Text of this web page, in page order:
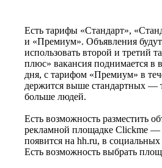
Есть тарифы «Стандарт»,
и «Премиум». Объявления будут
использовать второй и третий
плюс» вакансия поднимается в
дня, с тарифом «Премиум» в
держится выше стандартных —
больше людей.
Есть возможность разместить
рекламной площадке Clickme —
появится на hh.ru, в
Есть возможность выбрать